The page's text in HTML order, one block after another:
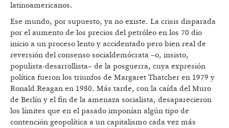
latinoamericanos.
Ese mundo, por supuesto, ya no existe. La crisis disparada
por el aumento de los precios del petróleo en los 70 dio
inicio a un proceso lento y accidentado pero bien real de
reversión del consenso socialdemócrata –o, insisto,
populista-desarrollista– de la posguerra, cuya expresión
política fueron los triunfos de Margaret Thatcher en 1979 y
Ronald Reagan en 1980. Más tarde, con la caída del Muro
de Berlín y el fin de la amenaza socialista, desaparecieron
los límites que en el pasado imponían algún tipo de
contención geopolítica a un capitalismo cada vez más